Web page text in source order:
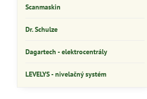
Scanmaskin
Dr. Schulze
Dagartech - elektrocentrály
LEVELYS - nivelačný systém